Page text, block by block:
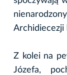
Archidiecezji
Z kolei na
Józefa,